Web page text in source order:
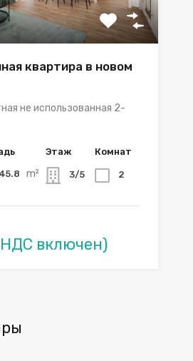
квартира в новом
не использованная 2-
45.8 m²
Этаж
3/5
Комнат
2
включен)